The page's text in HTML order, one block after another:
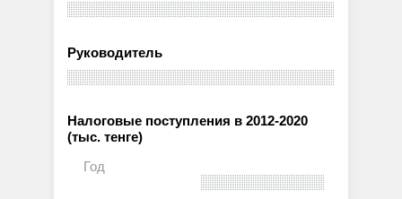
Руководитель
Налоговые поступления в 2012-2020
(тыс. тенге)